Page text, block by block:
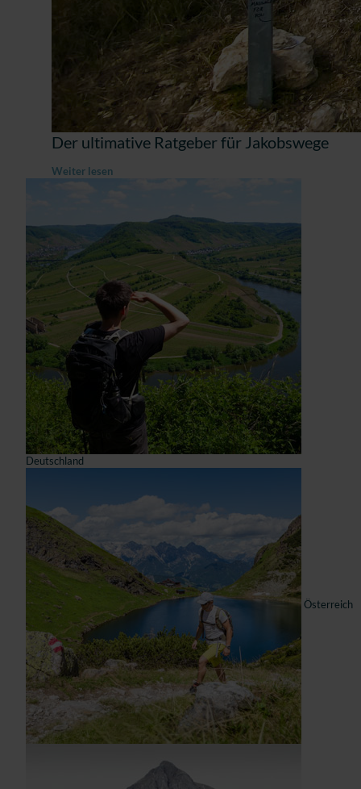
Der ultimative Ratgeber für Jakobswege
Weiter lesen
Deutschland
Österreich